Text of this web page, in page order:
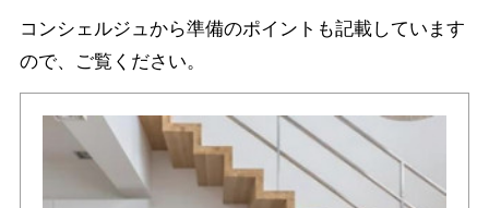
コンシェルジュから準備のポイントも記載しています
ので、ご覧ください。